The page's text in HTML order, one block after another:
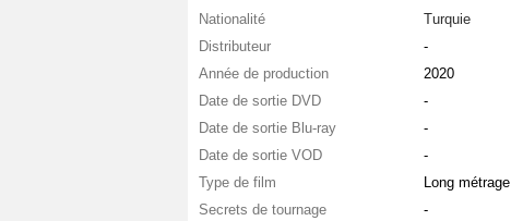
Nationalité
Turquie
Distributeur
-
Année de production
2020
Date de sortie DVD
-
Date de sortie Blu-ray
-
Date de sortie VOD
-
Type de film
Long métrage
Secrets de tournage
-